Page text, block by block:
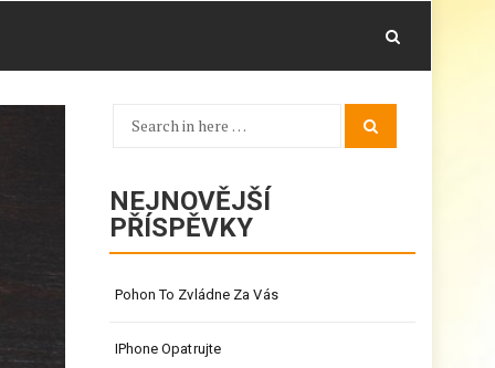
Search
NEJNOVĚJŠÍ
PŘÍSPĚVKY
Pohon To Zvládne Za Vás
IPhone Opatrujte